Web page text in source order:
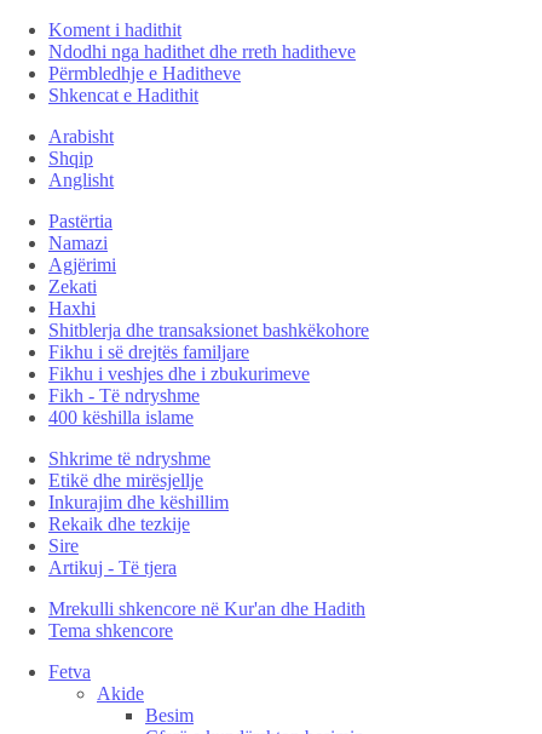
Koment i hadithit
Ndodhi nga hadithet dhe rreth haditheve
Përmbledhje e Haditheve
Shkencat e Hadithit
Arabisht
Shqip
Anglisht
Pastërtia
Namazi
Agjërimi
Zekati
Haxhi
Shitblerja dhe transaksionet bashkëkohore
Fikhu i së drejtës familjare
Fikhu i veshjes dhe i zbukurimeve
Fikh - Të ndryshme
400 këshilla islame
Shkrime të ndryshme
Etikë dhe mirësjellje
Inkurajim dhe këshillim
Rekaik dhe tezkije
Sire
Artikuj - Të tjera
Mrekulli shkencore në Kur'an dhe Hadith
Tema shkencore
Fetva
Akide
Besim